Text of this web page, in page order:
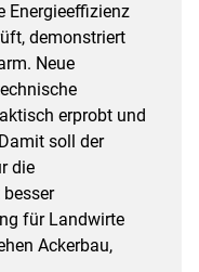
Energieeffizienz
demonstriert
Neue
erprobt und
soll der
die
für Landwirte
Ackerbau,